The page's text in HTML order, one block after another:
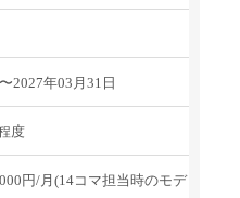
2027年03月31日
度
円/月(14コマ担当時のモデ